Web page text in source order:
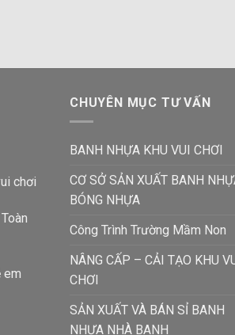
chơi
em
CHUYÊN MỤC TƯ VẤN
BANH NHỰA KHU VUI CHƠI
CƠ SỞ SẢN XUẤT BANH
BÓNG NHỰA
Công Trình Trường Mầm Non
NÂNG CẤP – CẢI TẠO KHU
CHƠI
SẢN XUẤT VÀ BÁN SỈ BANH
NHỰA NHÀ BANH